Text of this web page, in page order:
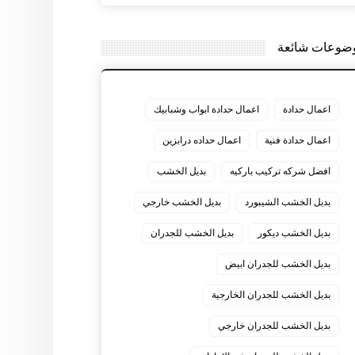
شائعة
اعمال حدادة اعمال حدادة ابواب وشبابيك
اعمال حدادة فنية اعمال حداده درابزين
افضل شركه تركيب باركيه بديل الخشب
بديل الخشب الشيبورد بديل الخشب خارجي
بديل الخشب ديكور بديل الخشب للجدران
بديل الخشب للجدران ابيض
بديل الخشب للجدران الخارجية
بديل الخشب للجدران خارجي